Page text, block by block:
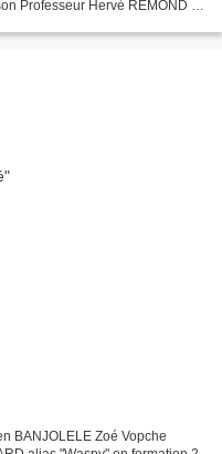
Professeur Hervé REMOND à
BANJOLELE Zoé Vopche